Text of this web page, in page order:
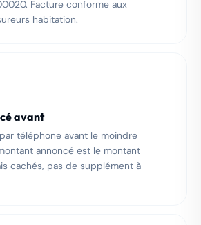
Facture conforme aux
habitation.
avant
téléphone avant le moindre
annoncé est le montant
cachés, pas de supplément à